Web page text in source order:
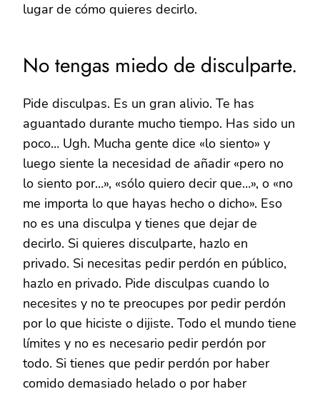
lugar de cómo quieres decirlo.
No tengas miedo de disculparte.
Pide disculpas. Es un gran alivio. Te has
aguantado durante mucho tiempo. Has sido un
poco… Ugh. Mucha gente dice «lo siento» y
luego siente la necesidad de añadir «pero no
lo siento por…», «sólo quiero decir que…», o «no
me importa lo que hayas hecho o dicho». Eso
no es una disculpa y tienes que dejar de
decirlo. Si quieres disculparte, hazlo en
privado. Si necesitas pedir perdón en público,
hazlo en privado. Pide disculpas cuando lo
necesites y no te preocupes por pedir perdón
por lo que hiciste o dijiste. Todo el mundo tiene
límites y no es necesario pedir perdón por
todo. Si tienes que pedir perdón por haber
comido demasiado helado o por haber